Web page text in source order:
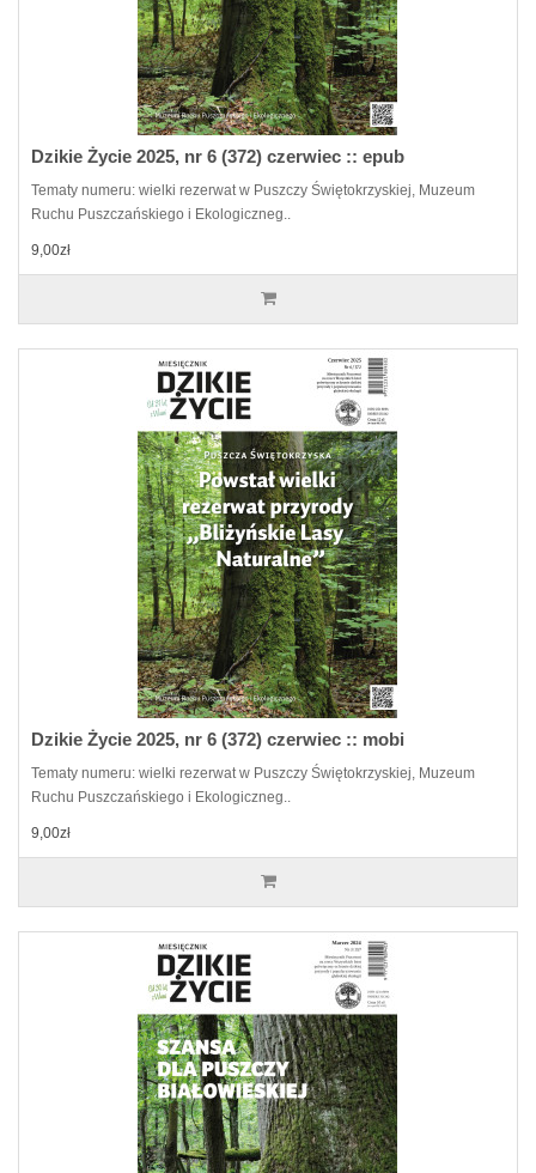
Dzikie Życie 2025, nr 6 (372) czerwiec :: epub
Tematy numeru: wielki rezerwat w Puszczy Świętokrzyskiej, Muzeum
Ruchu Puszczańskiego i Ekologiczneg..
9,00zł
Dzikie Życie 2025, nr 6 (372) czerwiec :: mobi
Tematy numeru: wielki rezerwat w Puszczy Świętokrzyskiej, Muzeum
Ruchu Puszczańskiego i Ekologiczneg..
9,00zł